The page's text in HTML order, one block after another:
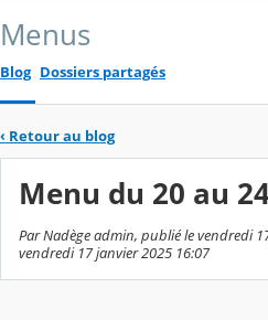
Menus
Blog Dossiers partagés
‹ Retour au blog
Menu du 20 au
Par Nadège admin, publié le vendredi
vendredi 17 janvier 2025 16:07